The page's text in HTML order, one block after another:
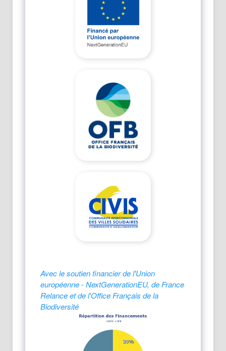
Avec le soutien financier de l'Union
européenne - NextGenerationEU, de France
Relance et de l'Office Français de la
Biodiversité